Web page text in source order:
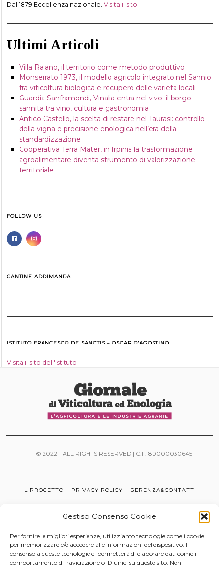
Gestisci Consenso Cookie
Per fornire le migliori esperienze, utilizziamo tecnologie come i cookie
per memorizzare e/o accedere alle informazioni del dispositivo. Il
consenso a queste tecnologie ci permetterà di elaborare dati come il
comportamento di navigazione o ID unici su questo sito. Non
Dal 1879 Eccellenza nazionale.Visita il sito
Ultimi Articoli
Villa Raiano, il territorio come metodo produttivo
Monserrato 1973, il modello agricolo integrato nel Sannio
tra viticoltura biologica e recupero delle varietà locali
Guardia Sanframondi, Vinalia entra nel vivo: il borgo
sannita tra vino, cultura e gastronomia
Antico Castello, la scelta di restare nel Taurasi: controllo
della vigna e precisione enologica nell’era della
standardizzazione
Cooperativa Terra Mater, in Irpinia la trasformazione
agroalimentare diventa strumento di valorizzazione
territoriale
FOLLOW US
CANTINE ADDIMANDA
ISTITUTO FRANCESCO DE SANCTIS – OSCAR D’AGOSTINO
Visita il sito dell'Istituto
© 2022 - ALL RIGHTS RESERVED | C.F. 80000030645
IL PROGETTO PRIVACY POLICY GERENZA&CONTATTI